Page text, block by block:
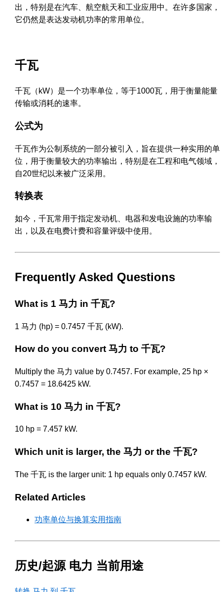
出，特别是在汽车、航空航天和工业应用中。在许多国家，
它仍然是表达发动机功率的常用单位。
千瓦
千瓦（kW）是一个功率单位，等于1000瓦，用于衡量能量
传输或消耗的速率。
公式为
千瓦作为公制系统的一部分被引入，旨在提供一种实用的单
位，用于衡量较大的功率输出，特别是在工程和电气领域，
自20世纪以来被广泛采用。
转换表
如今，千瓦常用于指定发动机、电器和发电设施的功率输
出，以及在电费计费和容量评级中使用。
Frequently Asked Questions
What is 1 马力 in 千瓦?
1 马力 (hp) = 0.7457 千瓦 (kW).
How do you convert 马力 to 千瓦?
Multiply the 马力 value by 0.7457. For example, 25 hp ×
0.7457 = 18.6425 kW.
What is 10 马力 in 千瓦?
10 hp = 7.457 kW.
Which unit is larger, the 马力 or the 千瓦?
The 千瓦 is the larger unit: 1 hp equals only 0.7457 kW.
Related Articles
功率单位与换算实用指南
历史/起源 电力 当前用途